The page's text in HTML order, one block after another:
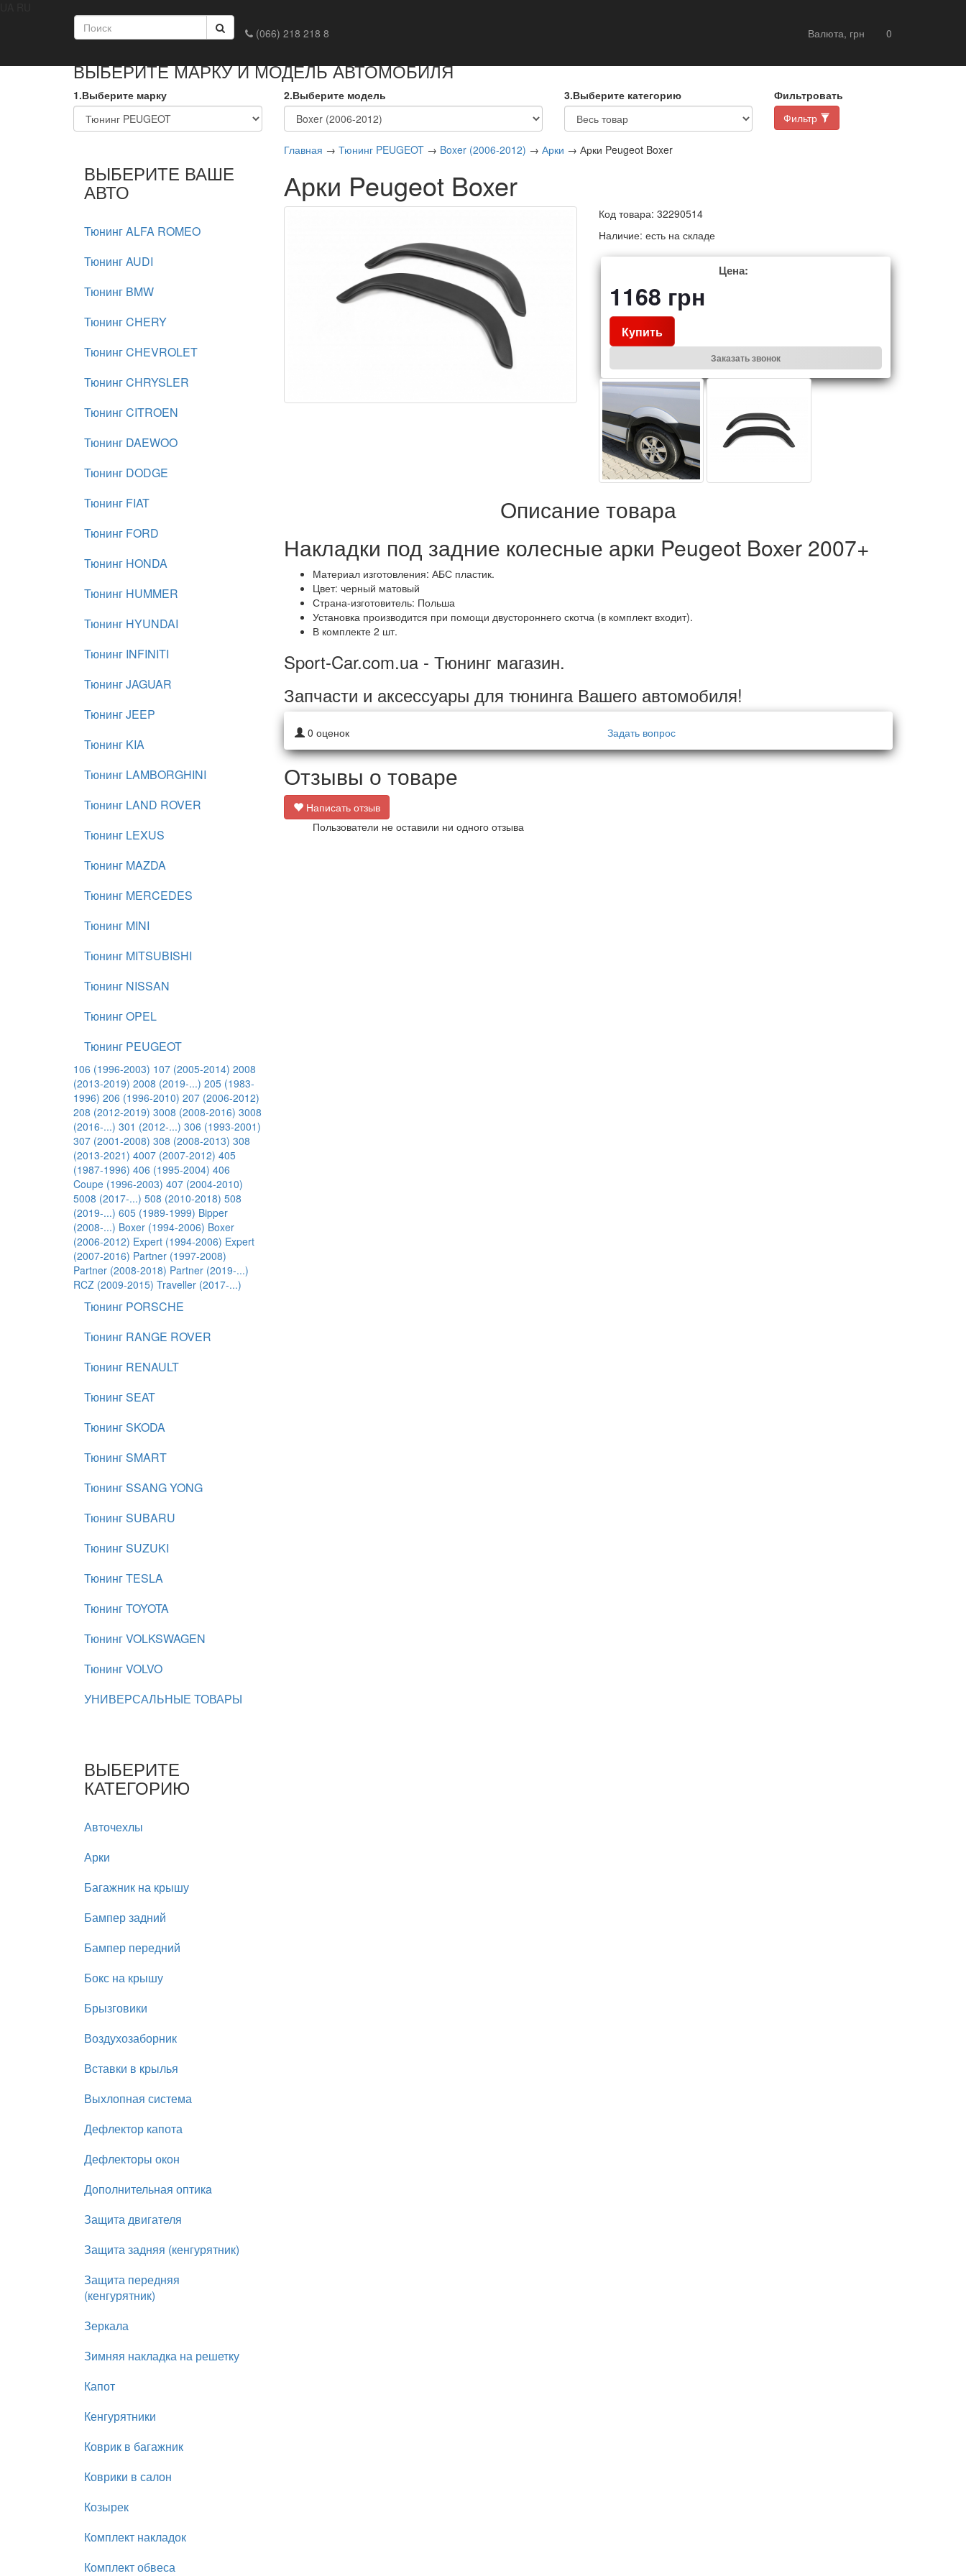
(066) 218 218 8
Валюта, грн 0
Доставка и оплата Обмен и возврат Контакты
ВЫБЕРИТЕ МАРКУ И МОДЕЛЬ АВТОМОБИЛЯ
1.Выберите марку 2.Выберите модель 3.Выберите категорию
Фильтровать
Фильтр
ВЫБЕРИТЕ ВАШЕ
АВТО
Тюнинг ALFA ROMEO
Тюнинг AUDI
Тюнинг BMW
Тюнинг CHERY
Тюнинг CHEVROLET
Тюнинг CHRYSLER
Тюнинг CITROEN
Тюнинг DAEWOO
Тюнинг DODGE
Тюнинг FIAT
Тюнинг FORD
Тюнинг HONDA
Тюнинг HUMMER
Тюнинг HYUNDAI
Тюнинг INFINITI
Тюнинг JAGUAR
Тюнинг JEEP
Тюнинг KIA
Тюнинг LAMBORGHINI
Тюнинг LAND ROVER
Тюнинг LEXUS
Тюнинг MAZDA
Тюнинг MERCEDES
Тюнинг MINI
Тюнинг MITSUBISHI
Тюнинг NISSAN
Тюнинг OPEL
Тюнинг PEUGEOT
106 (1996-2003) 107 (2005-2014) 2008
(2013-2019) 2008 (2019-...) 205 (1983-
1996) 206 (1996-2010) 207 (2006-2012)
208 (2012-2019) 3008 (2008-2016) 3008
(2016-...) 301 (2012-...) 306 (1993-2001)
307 (2001-2008) 308 (2008-2013) 308
(2013-2021) 4007 (2007-2012) 405
(1987-1996) 406 (1995-2004) 406
Coupe (1996-2003) 407 (2004-2010)
5008 (2017-...) 508 (2010-2018) 508
(2019-...) 605 (1989-1999) Bipper
(2008-...) Boxer (1994-2006) Boxer
(2006-2012) Expert (1994-2006) Expert
(2007-2016) Partner (1997-2008)
Partner (2008-2018) Partner (2019-...)
RCZ (2009-2015) Traveller (2017-...)
Тюнинг PORSCHE
Тюнинг RANGE ROVER
Тюнинг RENAULT
Тюнинг SEAT
Тюнинг SKODA
Тюнинг SMART
Тюнинг SSANG YONG
Тюнинг SUBARU
Тюнинг SUZUKI
Тюнинг TESLA
Тюнинг TOYOTA
Тюнинг VOLKSWAGEN
Тюнинг VOLVO
УНИВЕРСАЛЬНЫЕ ТОВАРЫ
ВЫБЕРИТЕ
КАТЕГОРИЮ
Авточехлы
Арки
Багажник на крышу
Бампер задний
Бампер передний
Бокс на крышу
Брызговики
Воздухозаборник
Вставки в крылья
Выхлопная система
Дефлектор капота
Дефлекторы окон
Дополнительная оптикa
Защита двигателя
Защита задняя (кенгурятник)
Защита передняя
(кенгурятник)
Зеркала
Зимняя накладка на решетку
Капот
Кенгурятники
Коврик в багажник
Коврики в салон
Козырек
Комплект накладок
Комплект обвеса
Главная → Тюнинг PEUGEOT→ Boxer (2006-2012) → Арки → Арки Peugeot Boxer
Арки Peugeot Boxer
Код товара:32290514
Наличие:есть на складе
Цена:
1168 грн
Купить
Заказать звонок
Описание товара
Накладки под задние колесные арки Peugeot Boxer 2007+
Материал изготовления: АБС пластик.
Цвет: черный матовый
Страна-изготовитель: Польша
Установка производится при помощи двустороннегоскотча (в комплект входит).
В комплекте 2 шт.
Sport-Car.com.ua - Тюнинг магазин.
Запчасти и аксессуары для тюнинга Вашего автомобиля!
0 оценок Задать вопрос
Отзывы о товаре
Написать отзыв
Пользователи не оставили ни одного отзыва